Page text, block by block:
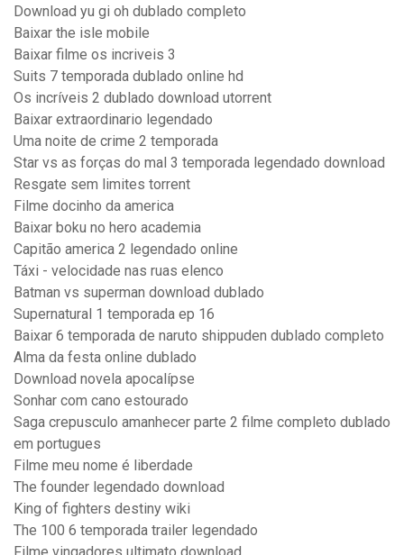
Download yu gi oh dublado completo
Baixar the isle mobile
Baixar filme os incriveis 3
Suits 7 temporada dublado online hd
Os incríveis 2 dublado download utorrent
Baixar extraordinario legendado
Uma noite de crime 2 temporada
Star vs as forças do mal 3 temporada legendado download
Resgate sem limites torrent
Filme docinho da america
Baixar boku no hero academia
Capitão america 2 legendado online
Táxi - velocidade nas ruas elenco
Batman vs superman download dublado
Supernatural 1 temporada ep 16
Baixar 6 temporada de naruto shippuden dublado completo
Alma da festa online dublado
Download novela apocalípse
Sonhar com cano estourado
Saga crepusculo amanhecer parte 2 filme completo dublado
em portugues
Filme meu nome é liberdade
The founder legendado download
King of fighters destiny wiki
The 100 6 temporada trailer legendado